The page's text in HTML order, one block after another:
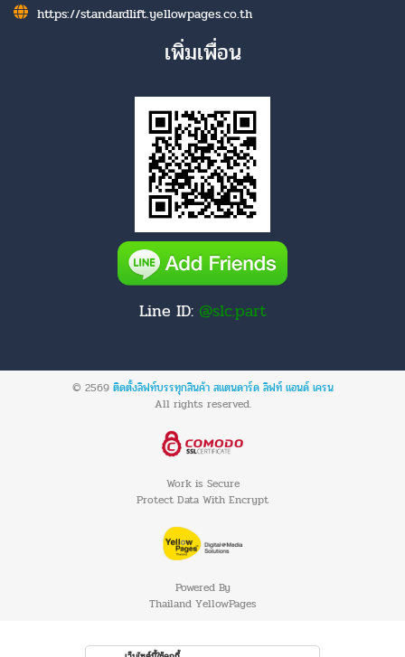
https://standardlift.yellowpages.co.th
เพิ่มเพื่อน
Line ID: @slc.part
© 2569 ติดตั้งลิฟท์บรรทุกสินค้า สแตนดาร์ด ลิฟท์ แอนด์ เครน
All rights reserved.
Work is Secure
Protect Data With Encrypt
Powered By
Thailand YellowPages